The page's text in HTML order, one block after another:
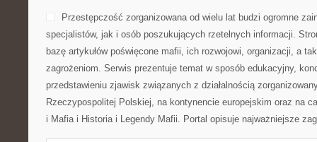
Przestępczość zorganizowana od wielu lat budzi ogromne
specjalistów, jak i osób poszukujących rzetelnych informacji.
bazę artykułów poświęcone mafii, ich rozwojowi, organizacji, a
zagrożeniom. Serwis prezentuje temat w sposób edukacyjny,
przedstawieniu zjawisk związanych z działalnością
Rzeczypospolitej Polskiej, na kontynencie europejskim oraz na
i Mafia i Historia i Legendy Mafii. Portal opisuje najważniejsze